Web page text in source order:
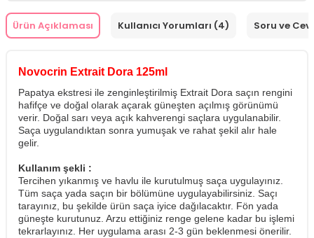
Ürün Açıklaması Kullanıcı Yorumları (4) Soru ve
Novocrin Extrait Dora 125ml
Papatya ekstresi ile zenginleştirilmiş Extrait Dora saçın rengini
hafifçe ve doğal olarak açarak güneşten açılmış görünümü
verir. Doğal sarı veya açık kahverengi saçlara uygulanabilir.
Saça uygulandıktan sonra yumuşak ve rahat şekil alır hale
gelir.
Kullanım şekli :
Tercihen yıkanmış ve havlu ile kurutulmuş saça uygulayınız.
Tüm saça yada saçın bir bölümüne uygulayabilirsiniz. Saçı
tarayınız, bu şekilde ürün saça iyice dağılacaktır. Fön yada
güneşte kurutunuz. Arzu ettiğiniz renge gelene kadar bu işlemi
tekrarlayınız. Her uygulama arası 2-3 gün beklenmesi önerilir.